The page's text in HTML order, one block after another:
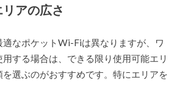
アの広さ
適なポケットWi-Fiは異なりますが、ワ
する場合は、できる限り使用可能エリ
選ぶのがおすすめです。特にエリアを